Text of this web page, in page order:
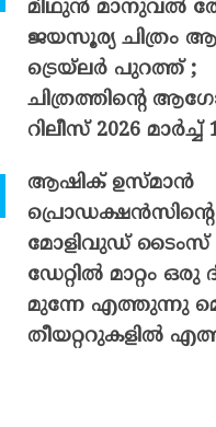
മിഥുൻ മാനുവൽ
ജയസൂര്യ ചിത്രം
ട്രെയ്‌ലർ പുറത്ത് ;
ചിത്രത്തിന്റെ
റിലീസ് 2026 മാർച്ച്
ആഷിക് ഉസ്മാൻ
പ്രൊഡക്ഷൻസിന്റെ
മോളിവുഡ് ടൈംസ്
ഡേറ്റിൽ മാറ്റം ഒരു
മുന്നേ എത്തുന്നു
തീയറ്ററുകളിൽ